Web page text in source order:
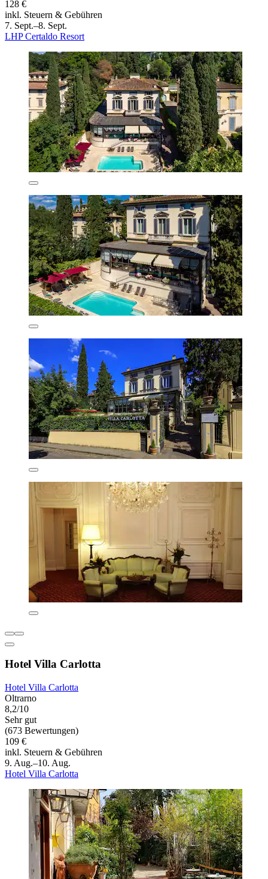
128 €
inkl. Steuern & Gebühren
7. Sept.–8. Sept.
LHP Certaldo Resort
Hotel Villa Carlotta
Hotel Villa Carlotta
Oltrarno
8,2/10
Sehr gut
(673 Bewertungen)
109 €
inkl. Steuern & Gebühren
9. Aug.–10. Aug.
Hotel Villa Carlotta